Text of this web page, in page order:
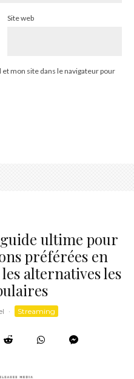
Site web
mon site dans le navigateur pour
ultime pour
préférées en
alternatives les
· Streaming